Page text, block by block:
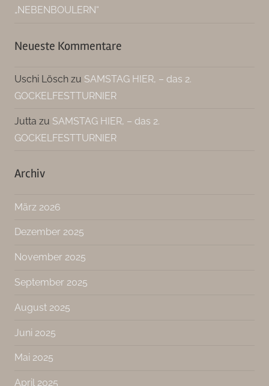
„NEBENBOULERN“
Neueste Kommentare
Uschi Lösch zu SAMSTAG HIER, – das 2.
GOCKELFESTTURNIER
Jutta zu SAMSTAG HIER, – das 2.
GOCKELFESTTURNIER
Archiv
März 2026
Dezember 2025
November 2025
September 2025
August 2025
Juni 2025
Mai 2025
April 2025